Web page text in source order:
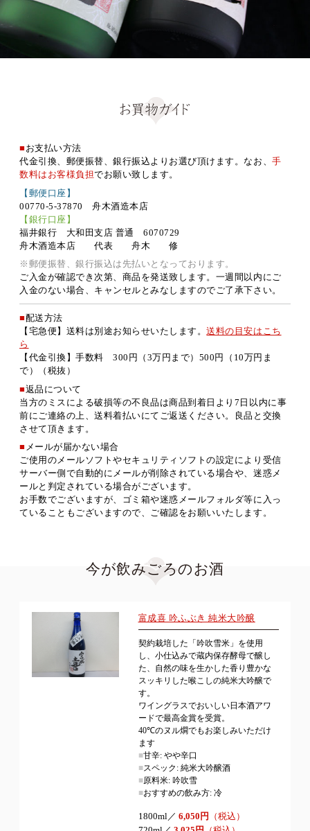
■ お支払い方法
代金引換、郵便振替、銀行振込よりお選び頂けます。なお、手
数料はお客様負担でお願い致します。
【郵便口座】
00770-5-37870 舟木酒造本店
【銀行口座】
福井銀行 大和田支店 普通 6070729
舟木酒造本店 代表 舟木 修
※郵便振替、銀行振込は先払いとなっております。
ご入金が確認でき次第、商品を発送致します。一週間以内にご
入金のない場合、キャンセルとみなしますのでご了承下さい。
■配送方法
【宅急便】送料は別途お知らせいたします。送料の目安はこち
ら
【代金引換】手数料 300円（3万円まで）500円（10万円ま
で）（税抜）
■返品について
当方のミスによる破損等の不良品は商品到着日より7日以内に事
前にご連絡の上、送料着払いにてご返送ください。良品と交換
させて頂きます。
■ メールが届かない場合
ご使用のメールソフトやセキュリティソフトの設定により受信
サーバー側で自動的にメールが削除されている場合や、迷惑メ
ールと判定されている場合がございます。
お手数でございますが、ゴミ箱や迷惑メールフォルダ等に入っ
ていることもございますので、ご確認をお願いいたします。
今が飲みごろのお酒
富成喜 吟ふぶき 純米大吟醸
契約栽培した「吟吹雪米」を使用
し、小仕込みで蔵内保存酵母で醸し
た、自然の味を生かした香り豊かな
スッキリした喉こしの純米大吟醸で
す。
ワイングラスでおいしい日本酒アワ
ードで最高金賞を受賞。
40℃のヌル燗でもお楽しみいただけ
ます
■甘辛: やや辛口
■スペック: 純米大吟醸酒
■原料米: 吟吹雪
■おすすめの飲み方: 冷
1800ml／ 6,050円 （税込）